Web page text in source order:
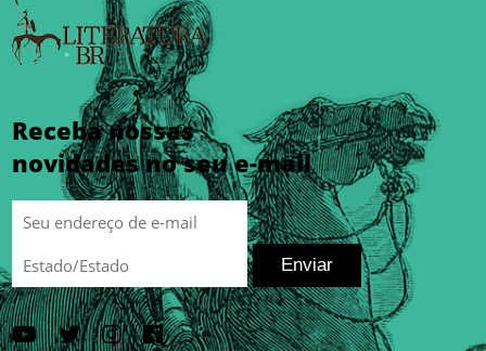
Receba nossas
novidades no seu e-mail
Enviar